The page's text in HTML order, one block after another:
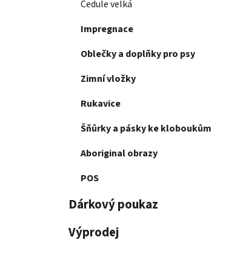
Cedule velká
Impregnace
Oblečky a doplňky pro psy
Zimní vložky
Rukavice
Šňůrky a pásky ke kloboukům
Aboriginal obrazy
POS
Dárkový poukaz
Výprodej